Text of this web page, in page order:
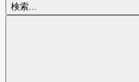
検索...